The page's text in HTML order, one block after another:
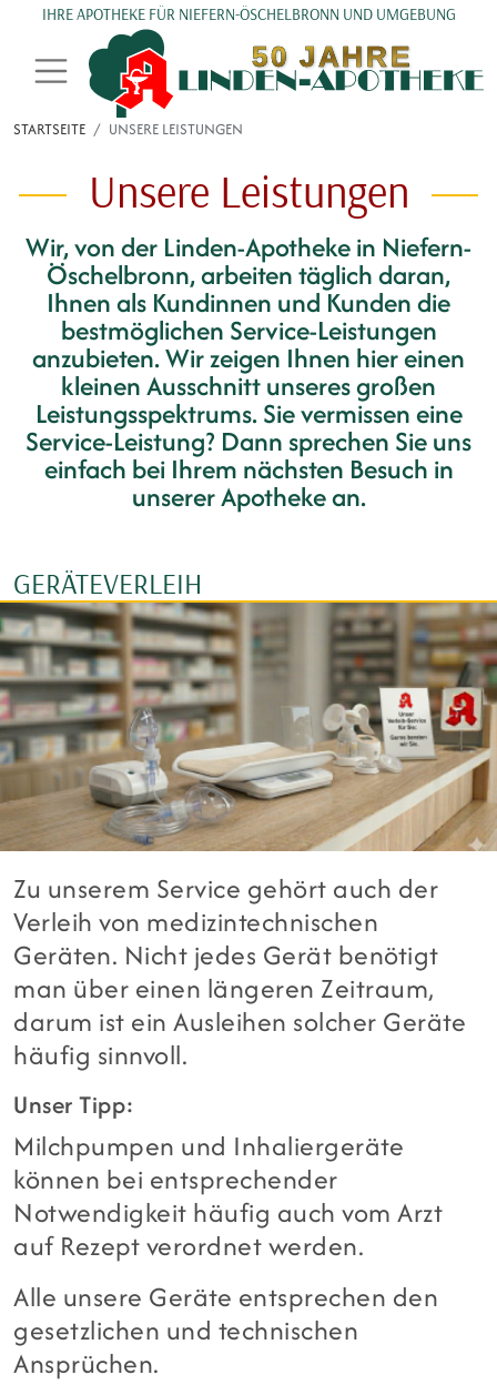
Direkt zum Inhalt
IHRE APOTHEKE FÜR NIEFERN-ÖSCHELBRONN UND UMGEBUNG
STARTSEITE UNSERE LEISTUNGEN
Unsere Leistungen
Wir, von der Linden-Apotheke in Niefern-
Öschelbronn, arbeiten täglich daran,
Ihnen als Kundinnen und Kunden die
bestmöglichen Service-Leistungen
anzubieten. Wir zeigen Ihnen hier einen
kleinen Ausschnitt unseres großen
Leistungsspektrums. Sie vermissen eine
Service-Leistung? Dann sprechen Sie uns
einfach bei Ihrem nächsten Besuch in
unserer Apotheke an.
GERÄTEVERLEIH
Zu unserem Service gehört auch der
Verleih von medizintechnischen
Geräten. Nicht jedes Gerät benötigt
man über einen längeren Zeitraum,
darum ist ein Ausleihen solcher Geräte
häufig sinnvoll.
Unser Tipp:
Milchpumpen und Inhaliergeräte
können bei entsprechender
Notwendigkeit häufig auch vom Arzt
auf Rezept verordnet werden.
Alle unsere Geräte entsprechen den
gesetzlichen und technischen
Ansprüchen.